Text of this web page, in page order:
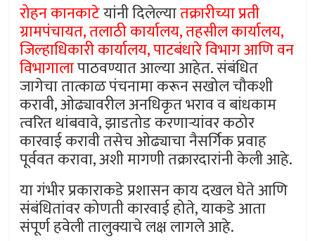
रोहन कानकाटेयांनी दिलेल्यातक्रारीच्या प्रती
ग्रामपंचायत, तलाठी कार्यालय, तहसील कार्यालय,
जिल्हाधिकारी कार्यालय, पाटबंधारे विभाग आणि वन
विभागालापाठवण्यात आल्या आहेत. संबंधित
जागेचा तात्काळ पंचनामा करून सखोल चौकशी
करावी, ओढ्यावरील अनधिकृत भराव व बांधकाम
त्वरित थांबवावे, झाडतोड करणाऱ्यांवर कठोर
कारवाई करावी तसेच ओढ्याचा नैसर्गिक प्रवाह
पूर्ववत करावा, अशी मागणी तक्रारदारांनी केली आहे.
या गंभीर प्रकाराकडे प्रशासन काय दखल घेते आणि
संबंधितांवर कोणती कारवाई होते, याकडे आता
संपूर्ण हवेली तालुक्याचे लक्ष लागले आहे.